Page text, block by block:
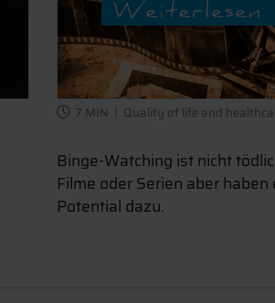
Weiterlesen
7 MIN Quality of life and
Binge-Watching ist nicht
Filme oder Serien aber
Potential dazu.